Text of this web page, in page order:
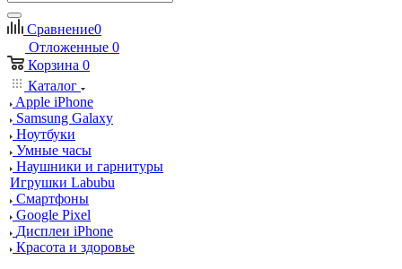
Сравнение0
Отложенные 0
Корзина 0
Каталог
Apple iPhone
Samsung Galaxy
Ноутбуки
Умные часы
Наушники и гарнитуры
Игрушки Labubu
Смартфоны
Google Pixel
Дисплеи iPhone
Красота и здоровье